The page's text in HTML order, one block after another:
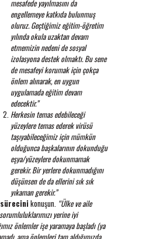
mesafede yayılmasını da
engellemeye katkıda bulunmuş
oluruz. Geçtiğimiz eğitim-öğretim
yılında okula uzaktan devam
etmemizin nedeni de sosyal
izolasyona destek olmaktı. Bu sene
de mesafeyi korumak için çokça
önlem alınarak, en uygun
uygulamada eğitim devam
edecektir.”
Herkesin temas edebileceği
yüzeylere temas ederek virüsü
taşıyabileceğimiz için mümkün
olduğunca başkalarının dokunduğu
eşya/yüzeylere dokunmamak
gerekir. Bir yerlere dokunmadığını
düşünsen de da ellerini sık sık
yıkaman gerekir.”
konuşun. “Ülke ve aile
yerine iyi
önlemler işe yaramaya başladı (ya
ama önlemleri tam aldığımızda